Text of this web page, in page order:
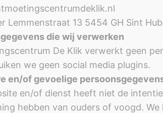
Lemmenstraat 13 5454 GH Sint
die wij verwerken
De Klik verwerkt geen
we geen social media plugins.
en/of gevoelige
en/of dienst heeft niet de
hebben van ouders of voogd.